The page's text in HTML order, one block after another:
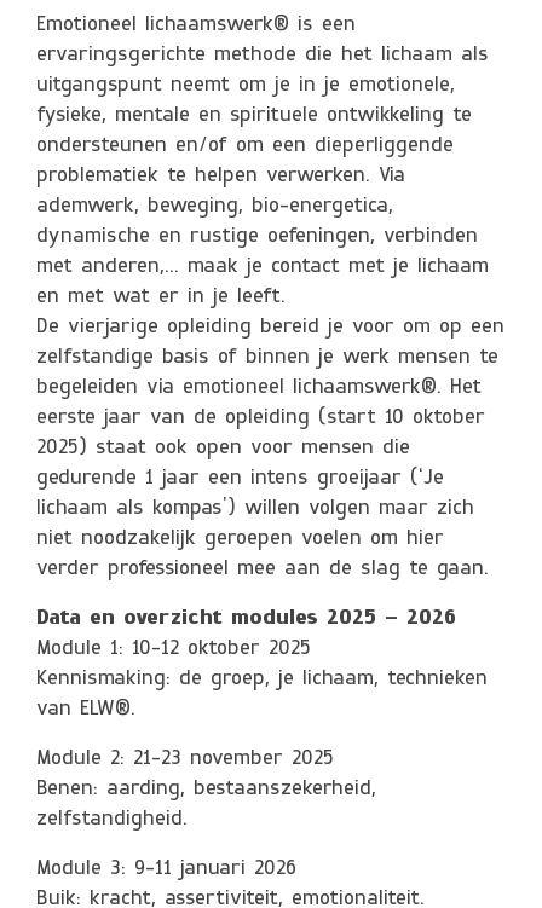
Emotioneel lichaamswerk® is een
ervaringsgerichte methode die het lichaam als
uitgangspunt neemt om je in je emotionele,
fysieke, mentale en spirituele ontwikkeling te
ondersteunen en/of om een dieperliggende
problematiek te helpen verwerken. Via
ademwerk, beweging, bio-energetica,
dynamische en rustige oefeningen, verbinden
met anderen,… maak je contact met je lichaam
en met wat er in je leeft.
De vierjarige opleiding bereid je voor om op een
zelfstandige basis of binnen je werk mensen te
begeleiden via emotioneel lichaamswerk®. Het
eerste jaar van de opleiding (start 10 oktober
2025) staat ook open voor mensen die
gedurende 1 jaar een intens groeijaar (‘Je
lichaam als kompas’) willen volgen maar zich
niet noodzakelijk geroepen voelen om hier
verder professioneel mee aan de slag te gaan.
Data en overzicht modules 2025 – 2026
Module 1: 10-12 oktober 2025
Kennismaking: de groep, je lichaam, technieken
van ELW®.
Module 2: 21-23 november 2025
Benen: aarding, bestaanszekerheid,
zelfstandigheid.
Module 3: 9-11 januari 2026
Buik: kracht, assertiviteit, emotionaliteit.